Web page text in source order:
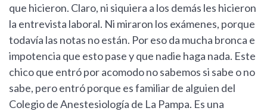
que hicieron. Claro, ni siquiera a los demás les hicieron
la entrevista laboral. Ni miraron los exámenes, porque
todavía las notas no están. Por eso da mucha bronca e
impotencia que esto pase y que nadie haga nada. Este
chico que entró por acomodo no sabemos si sabe o no
sabe, pero entró porque es familiar de alguien del
Colegio de Anestesiología de La Pampa. Es una